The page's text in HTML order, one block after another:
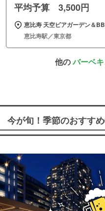
平均予算 3,500円
恵比寿 天空ビアガーデン＆
恵比寿駅／東京都
他のバーベ
今が旬！季節のおすす